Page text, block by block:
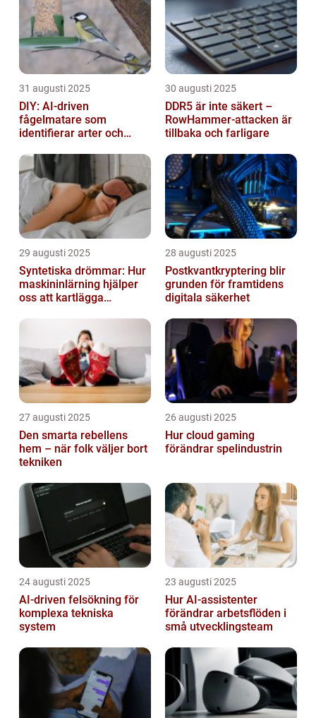
31 augusti 2025
DIY: AI-driven
fågelmatare som
identifierar arter och
mobilen
30 augusti 2025
DDR5 är inte säkert –
RowHammer-attacken är
tillbaka och farligare
29 augusti 2025
Syntetiska drömmar: Hur
maskininlärning hjälper
oss att kartlägga
28 augusti 2025
Postkvantkryptering blir
grunden för framtidens
digitala säkerhet
27 augusti 2025
Den smarta rebellens
hem – när folk väljer bort
tekniken
26 augusti 2025
Hur cloud gaming
förändrar spelindustrin
24 augusti 2025
AI‑driven felsökning för
komplexa tekniska
system
23 augusti 2025
Hur AI-assistenter
förändrar arbetsflöden i
små utvecklingsteam